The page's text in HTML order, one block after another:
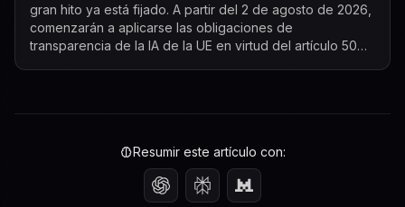
gran hito ya está fijado. A partir del 2 de agosto de 2026,
comenzarán a aplicarse las obligaciones de
transparencia de la IA de la UE en virtud del artículo 50
Resumir este artículo con: